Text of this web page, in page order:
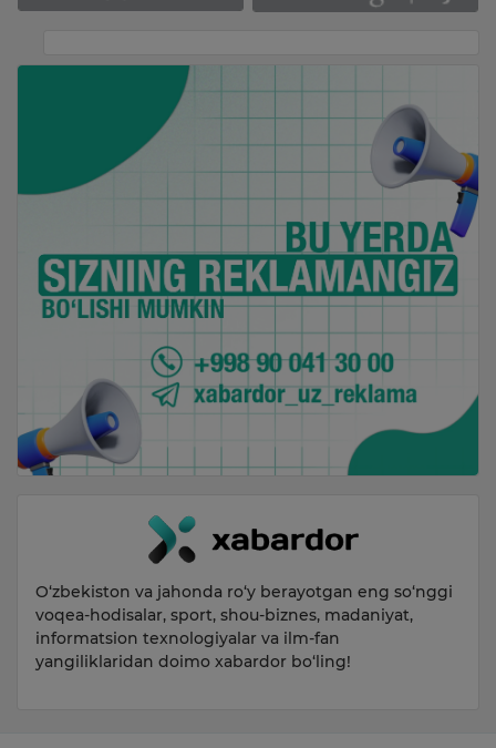
O‘zbekiston va jahonda ro‘y berayotgan eng so‘nggi
voqea-hodisalar, sport, shou-biznes, madaniyat,
informatsion texnologiyalar va ilm-fan
yangiliklaridan doimo xabardor bo‘ling!